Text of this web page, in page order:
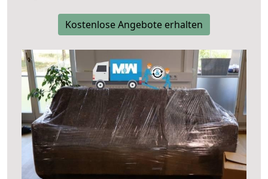
Kostenlose Angebote erhalten